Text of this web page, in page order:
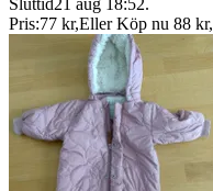
Sluttid21 aug 18:52.
Pris:77 kr,Eller Köp nu 88 kr,